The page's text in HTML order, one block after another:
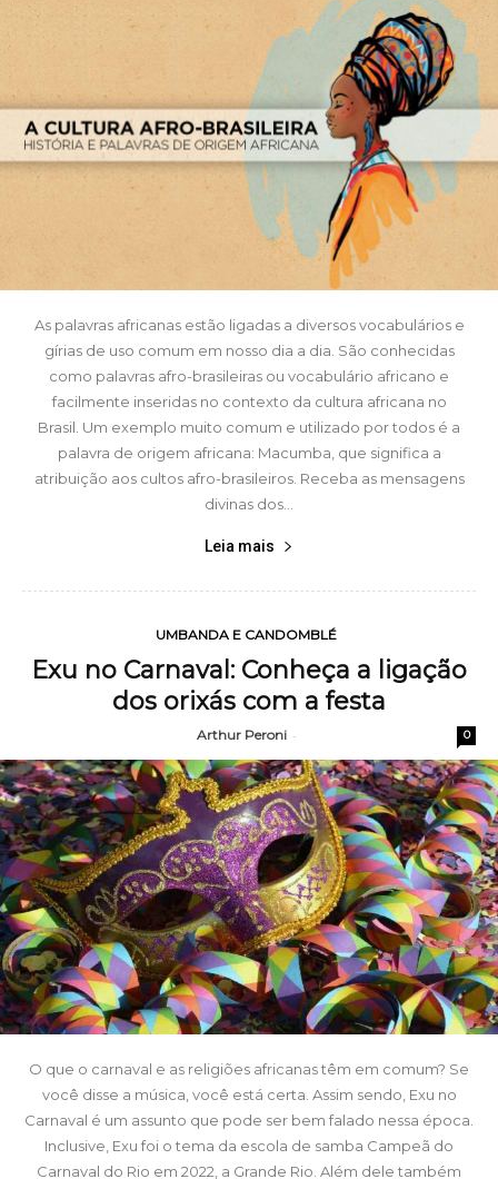
As palavras africanas estão ligadas a diversos vocabulários e
gírias de uso comum em nosso dia a dia. São conhecidas
como palavras afro-brasileiras ou vocabulário africano e
facilmente inseridas no contexto da cultura africana no
Brasil. Um exemplo muito comum e utilizado por todos é a
palavra de origem africana: Macumba, que significa a
atribuição aos cultos afro-brasileiros. Receba as mensagens
divinas dos...
Leia mais
UMBANDA E CANDOMBLÉ
Exu no Carnaval: Conheça a ligação
dos orixás com a festa
Arthur Peroni - 0
O que o carnaval e as religiões africanas têm em comum? Se
você disse a música, você está certa. Assim sendo, Exu no
Carnaval é um assunto que pode ser bem falado nessa época.
Inclusive, Exu foi o tema da escola de samba Campeã do
Carnaval do Rio em 2022, a Grande Rio. Além dele também